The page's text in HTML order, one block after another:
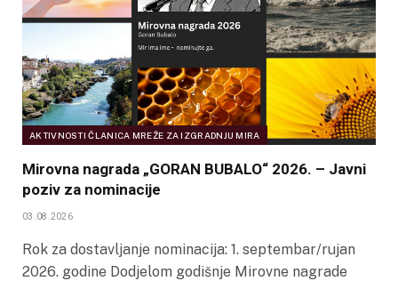
AKTIVNOSTI ČLANICA MREŽE ZA IZGRADNJU MIRA
Mirovna nagrada „GORAN BUBALO“ 2026. – Javni
poziv za nominacije
03.08.2026
Rok za dostavljanje nominacija: 1. septembar/rujan
2026. godine Dodjelom godišnje Mirovne nagrade